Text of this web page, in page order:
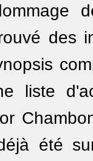
des
liste
été